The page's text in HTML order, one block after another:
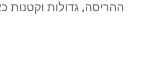
ההריסה, גדולות וקטנות